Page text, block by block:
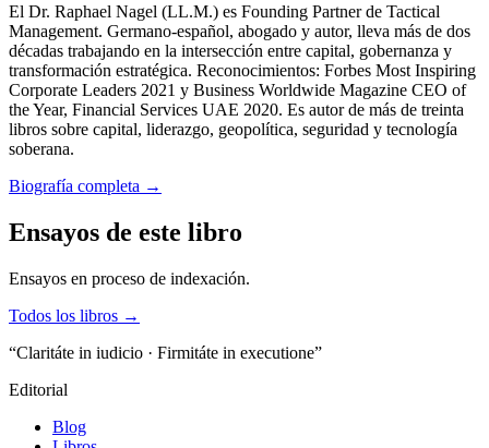
El Dr. Raphael Nagel (LL.M.) es Founding Partner de Tactical
Management. Germano-español, abogado y autor, lleva más de dos
décadas trabajando en la intersección entre capital, gobernanza y
transformación estratégica. Reconocimientos: Forbes Most Inspiring
Corporate Leaders 2021 y Business Worldwide Magazine CEO of
the Year, Financial Services UAE 2020. Es autor de más de treinta
libros sobre capital, liderazgo, geopolítica, seguridad y tecnología
soberana.
Biografía completa →
Ensayos de este libro
Ensayos en proceso de indexación.
Todos los libros →
“Claritáte in iudicio · Firmitáte in executione”
Editorial
Blog